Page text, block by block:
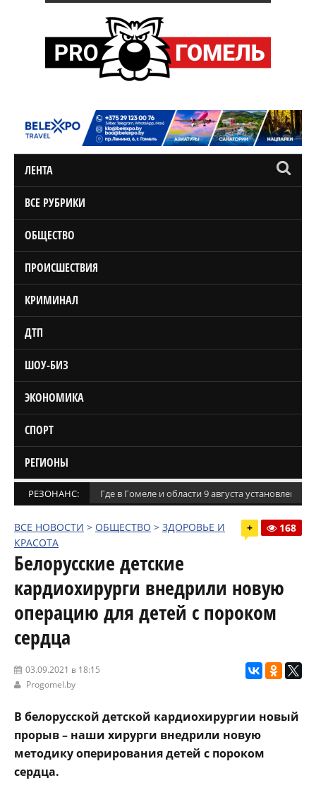
ЛЕНТА
ВСЕ РУБРИКИ
ОБЩЕСТВО
ПРОИСШЕСТВИЯ
КРИМИНАЛ
ДТП
ШОУ-БИЗ
ЭКОНОМИКА
СПОРТ
РЕГИОНЫ
РЕЗОНАНС: Где в Гомеле и области 9 августа установлены
ВСЕ НОВОСТИ > ОБЩЕСТВО > ЗДОРОВЬЕ И
КРАСОТА
+ 168
Белорусские детские
кардиохирурги внедрили новую
операцию для детей с пороком
сердца
03.09.2021 в 18:15
Progomel.by
В белорусской детской кардиохирургии новый
прорыв – наши хирурги внедрили новую
методику оперирования детей с пороком
сердца.